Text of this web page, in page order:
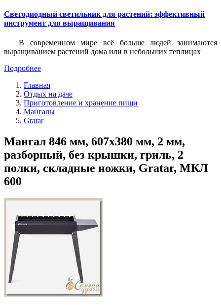
Светодиодный светильник для растений: эффективный
инструмент для выращивания
В современном мире всё больше людей занимаются
выращиванием растений дома или в небольших теплицах
Подробнее
Главная
Отдых на даче
Приготовление и хранение пищи
Мангалы
Gratar
Мангал 846 мм, 607х380 мм, 2 мм,
разборный, без крышки, гриль, 2
полки, складные ножки, Gratar, МКЛ
600